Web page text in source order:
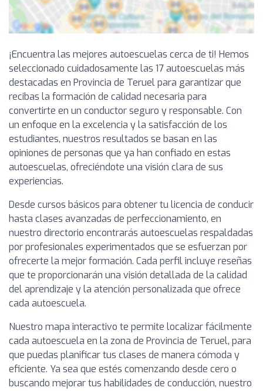
¡Encuentra las mejores autoescuelas cerca de ti! Hemos
seleccionado cuidadosamente las 17 autoescuelas más
destacadas en Provincia de Teruel para garantizar que
recibas la formación de calidad necesaria para
convertirte en un conductor seguro y responsable. Con
un enfoque en la excelencia y la satisfacción de los
estudiantes, nuestros resultados se basan en las
opiniones de personas que ya han confiado en estas
autoescuelas, ofreciéndote una visión clara de sus
experiencias.
Desde cursos básicos para obtener tu licencia de conducir
hasta clases avanzadas de perfeccionamiento, en
nuestro directorio encontrarás autoescuelas respaldadas
por profesionales experimentados que se esfuerzan por
ofrecerte la mejor formación. Cada perfil incluye reseñas
que te proporcionarán una visión detallada de la calidad
del aprendizaje y la atención personalizada que ofrece
cada autoescuela.
Nuestro mapa interactivo te permite localizar fácilmente
cada autoescuela en la zona de Provincia de Teruel, para
que puedas planificar tus clases de manera cómoda y
eficiente. Ya sea que estés comenzando desde cero o
buscando mejorar tus habilidades de conducción, nuestro